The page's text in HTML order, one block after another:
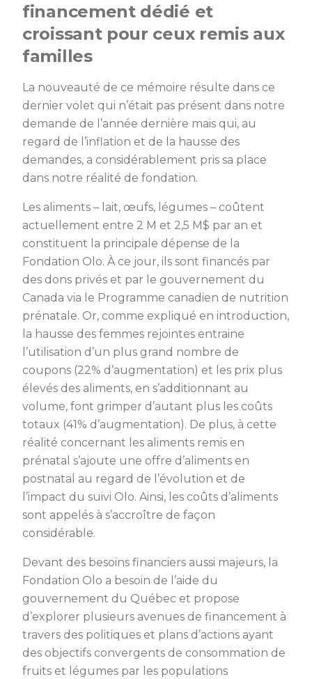
financement dédié et
croissant pour ceux remis aux
familles
La nouveauté de ce mémoire résulte dans ce
dernier volet qui n’était pas présent dans notre
demande de l’année dernière mais qui, au
regard de l’inflation et de la hausse des
demandes, a considérablement pris sa place
dans notre réalité de fondation.
Les aliments – lait, œufs, légumes – coûtent
actuellement entre 2 M et 2,5 M$ par an et
constituent la principale dépense de la
Fondation Olo. À ce jour, ils sont financés par
des dons privés et par le gouvernement du
Canada via le Programme canadien de nutrition
prénatale. Or, comme expliqué en introduction,
la hausse des femmes rejointes entraine
l’utilisation d’un plus grand nombre de
coupons (22% d’augmentation) et les prix plus
élevés des aliments, en s’additionnant au
volume, font grimper d’autant plus les coûts
totaux (41% d’augmentation). De plus, à cette
réalité concernant les aliments remis en
prénatal s’ajoute une offre d’aliments en
postnatal au regard de l’évolution et de
l’impact du suivi Olo. Ainsi, les coûts d’aliments
sont appelés à s’accroître de façon
considérable.
Devant des besoins financiers aussi majeurs, la
Fondation Olo a besoin de l’aide du
gouvernement du Québec et propose
d’explorer plusieurs avenues de financement à
travers des politiques et plans d’actions ayant
des objectifs convergents de consommation de
fruits et légumes par les populations